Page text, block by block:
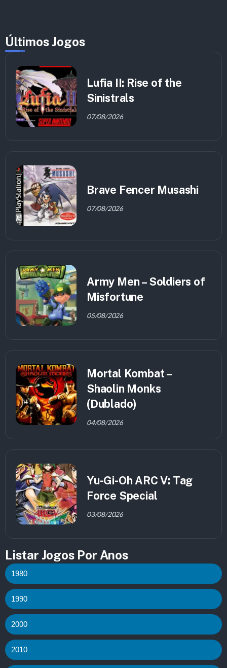
Últimos Jogos
Lufia II: Rise of the
Sinistrals
07/08/2026
Brave Fencer Musashi
07/08/2026
Army Men – Soldiers of
Misfortune
05/08/2026
Mortal Kombat –
Shaolin Monks
(Dublado)
04/08/2026
Yu-Gi-Oh ARC V: Tag
Force Special
03/08/2026
Listar Jogos Por Anos
1980
1990
2000
2010